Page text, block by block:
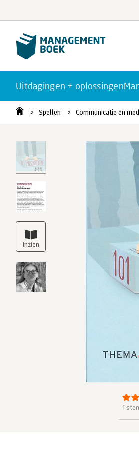
Uitdagingen + oplossingen
Spellen Communicatie en
1